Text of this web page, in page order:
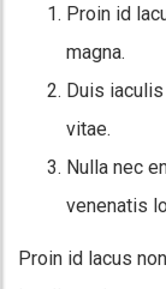
Proin id
magna.
Duis
vitae.
Nulla nec
venenatis
Proin id lacus